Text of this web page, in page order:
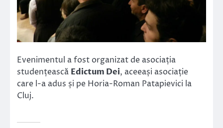
Evenimentul a fost organizat de asociația
studențească Edictum Dei, aceeași asociație
care l-a adus și pe Horia-Roman Patapievici la
Cluj.